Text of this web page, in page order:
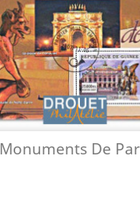
Monuments De